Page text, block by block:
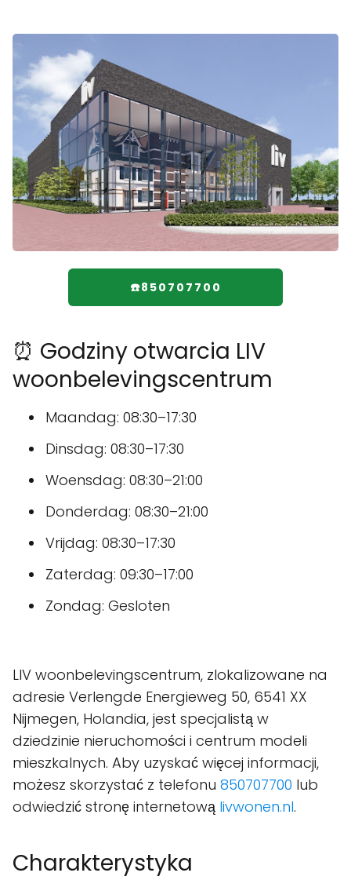
☎️850707700
⏰ Godziny otwarcia LIV
woonbelevingscentrum
Maandag: 08:30–17:30
Dinsdag: 08:30–17:30
Woensdag: 08:30–21:00
Donderdag: 08:30–21:00
Vrijdag: 08:30–17:30
Zaterdag: 09:30–17:00
Zondag: Gesloten
LIV woonbelevingscentrum, zlokalizowane na
adresie Verlengde Energieweg 50, 6541 XX
Nijmegen, Holandia, jest specjalistą w
dziedzinie nieruchomości i centrum modeli
mieszkalnych. Aby uzyskać więcej informacji,
możesz skorzystać z telefonu 850707700 lub
odwiedzić stronę internetową livwonen.nl.
Charakterystyka